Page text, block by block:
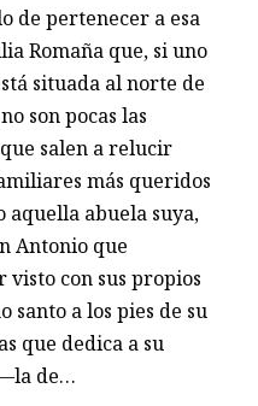
de pertenecer a esa
Romaña que, si uno
situada al norte de
son pocas las
salen a relucir
más queridos
aquella abuela suya,
Antonio que
visto con sus propios
santo a los pies de su
que dedica a su
de…